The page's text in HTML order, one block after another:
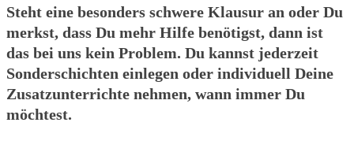
Steht eine besonders schwere Klausur an oder Du
merkst, dass Du mehr Hilfe benötigst, dann ist
das bei uns kein Problem. Du kannst jederzeit
Sonderschichten einlegen oder individuell Deine
Zusatzunterrichte nehmen, wann immer Du
möchtest.